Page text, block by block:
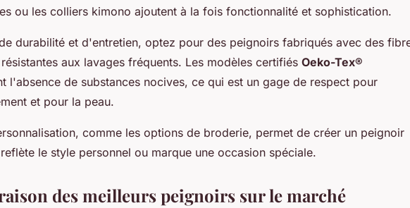
ou les colliers kimono ajoutent à la fois fonctionnalité et sophistication.
durabilité et d'entretien, optez pour des peignoirs fabriqués avec des
aux lavages fréquents. Les modèles certifiés Oeko-Tex®
l'absence de substances nocives, ce qui est un gage de respect pour
et pour la peau.
comme les options de broderie, permet de créer un peignoir
le style personnel ou marque une occasion spéciale.
des meilleurs peignoirs sur le marché